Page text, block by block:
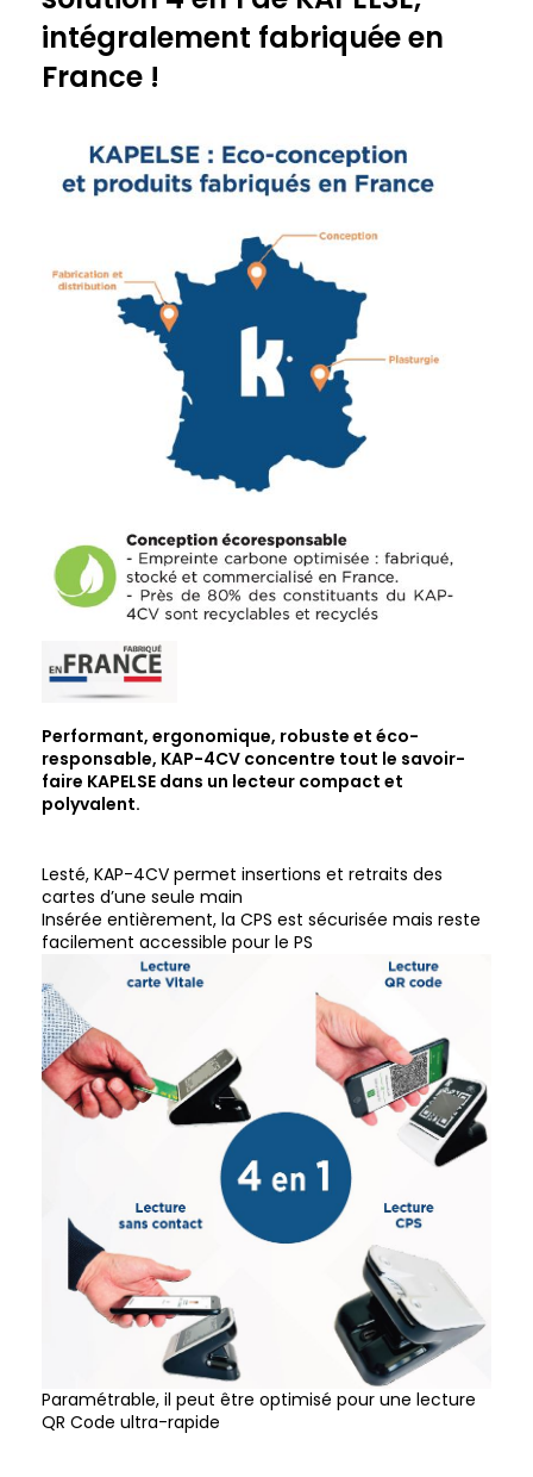
intégralement fabriquée en
France !
Performant, ergonomique, robuste et éco-
responsable, KAP-4CV concentre tout le savoir-
faire KAPELSE dans un lecteur compact et
polyvalent.
Lesté, KAP-4CV permet insertions et retraits des
cartes d’une seule main
Insérée entièrement, la CPS est sécurisée mais reste
facilement accessible pour le PS
Paramétrable, il peut être optimisé pour une lecture
QR Code ultra-rapide